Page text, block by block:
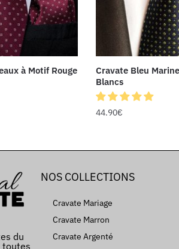
à Motif Rouge
Cravate Bleu
Blancs
44.90€
du
toutes
NOS COLLECTIONS
Cravate Mariage
Cravate Marron
Cravate Argenté